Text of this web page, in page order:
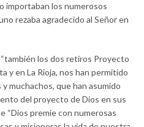
importaban los numerosos
rezaba agradecido al Señor en
los dos retiros Proyecto
y en La Rioja, nos han permitido
muchachos, que han asumido
del proyecto de Dios en sus
“Dios premie con numerosas